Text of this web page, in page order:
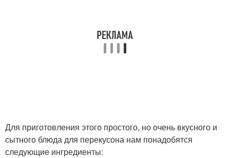
Для приготовления этого простого, но очень вкусного и
сытного блюда для перекусона нам понадобятся
следующие ингредиенты: